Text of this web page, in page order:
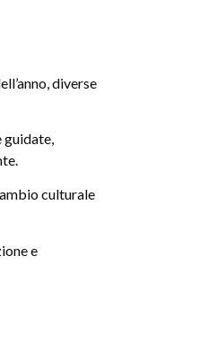
diverse
guidate,
culturale
e